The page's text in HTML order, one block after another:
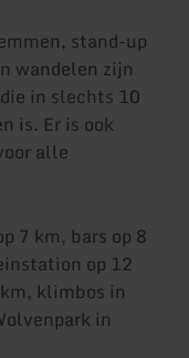
stand-up
wandelen zijn
in slechts 10
is. Er is ook
alle
7 km, bars op 8
op 12
klimbos in
in